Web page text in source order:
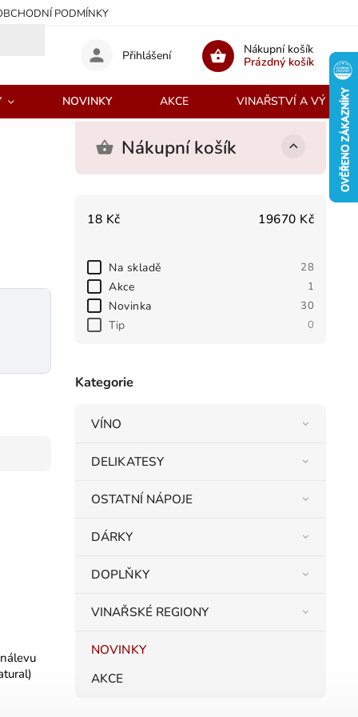
PODMÍNKY
Nákupní košík
Prázdný košík
Přihlášení
NOVINKY AKCE VINAŘSTVÍ A
Nákupní košík
18 Kč 19670 Kč
Na skladě 28
Akce 1
Novinka 30
Tip 0
Kategorie
VÍNO
DELIKATESY
OSTATNÍ NÁPOJE
DÁRKY
DOPLŇKY
VINAŘSKÉ REGIONY
NOVINKY
AKCE